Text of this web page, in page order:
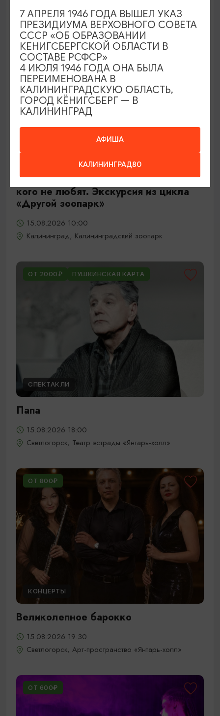
ОТ 500₽
Тайны панциря и чешуи или о тех,
кого не любят. Экскурсия из цикла
«Другой зоопарк»
15.08.2026 10:00
Калининград, Калининградский зоопарк
ОТ 2000₽ ПУШКИНСКАЯ КАРТА
СПЕКТАКЛИ
Папа
15.08.2026 18:00
Светлогорск, Театр эстрады «Янтарь-холл»
ОТ 800₽
КОНЦЕРТЫ
Великолепное барокко
15.08.2026 19:30
Светлогорск, Арт-пространство «Янтарь-холл»
ОТ 600₽
АФИША
КАЛИНИНГРАД80
7 АПРЕЛЯ 1946 ГОДА ВЫШЕЛ УКАЗ
ПРЕЗИДИУМА ВЕРХОВНОГО СОВЕТА
СССР «ОБ ОБРАЗОВАНИИ
КЕНИГСБЕРГСКОЙ ОБЛАСТИ В
СОСТАВЕ РСФСР»
4 ИЮЛЯ 1946 ГОДА ОНА БЫЛА
ПЕРЕИМЕНОВАНА В
КАЛИНИНГРАДСКУЮ ОБЛАСТЬ,
ГОРОД КЁНИГСБЕРГ — В
КАЛИНИНГРАД